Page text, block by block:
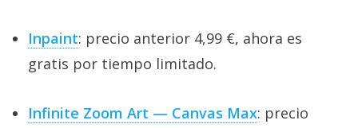
Inpaint: precio anterior 4,99 €, ahora es
gratis por tiempo limitado.
Infinite Zoom Art — Canvas Max: precio